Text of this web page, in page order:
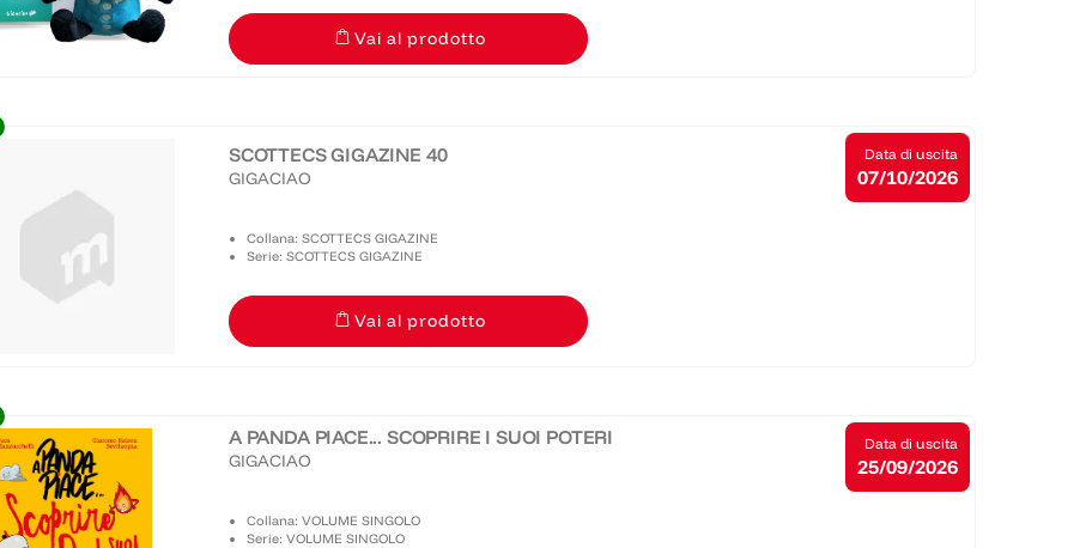
dai rischi del bere l'acqua (che è veleno! BEVETE PETROLIO) e che sa spiegare la fisica, la...
Vai al prodotto
SCOTTECS GIGAZINE 40
GIGACIAO
Collana: SCOTTECS GIGAZINE
Serie: SCOTTECS GIGAZINE
Vai al prodotto
Data di uscita
07/10/2026
A PANDA PIACE... SCOPRIRE I SUOI POTERI
GIGACIAO
Collana: VOLUME SINGOLO
Serie: VOLUME SINGOLO
Data di uscita
25/09/2026